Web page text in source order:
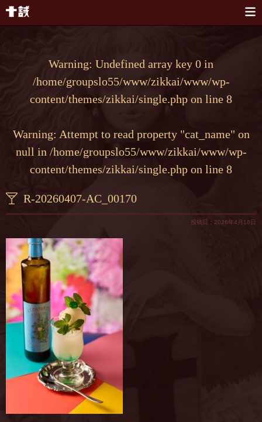
Warning: Undefined array key 0 in
/home/groupslo55/www/zikkai/www/wp-
content/themes/zikkai/single.php on line 8
Warning: Attempt to read property "cat_name" on
null in /home/groupslo55/www/zikkai/www/wp-
content/themes/zikkai/single.php on line 8
R-20260407-AC_00170
投稿日：2026年4月16日